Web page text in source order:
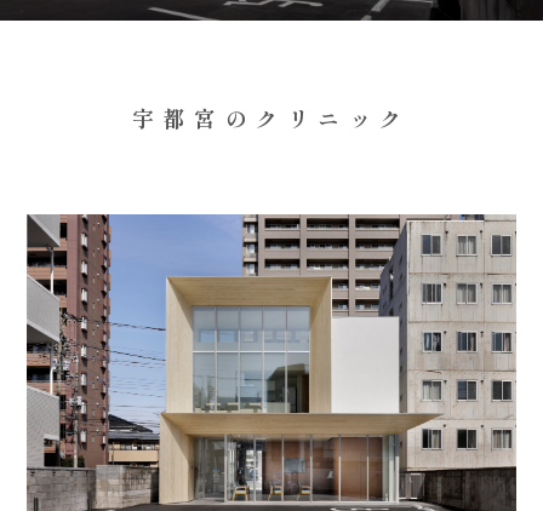
宇都宮のクリニック